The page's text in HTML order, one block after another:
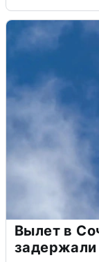
Вылет в
задержали